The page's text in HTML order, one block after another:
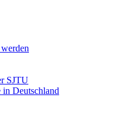
SJTU
Deutschland